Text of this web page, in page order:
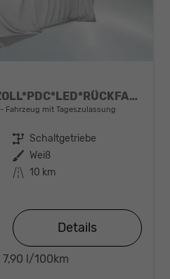
L3H2 *3-SITZER*15 ZOLL*PDC*LED*RÜCKFAHRKAMERA*DAB*KLIMA*HECKTÜRE 260°*
Fahrzeug mit Tageszulassung
Getriebe Schaltgetriebe
Außenfarbe Weiß
Kilometerstand 10 km
Details
7,90 l/100km